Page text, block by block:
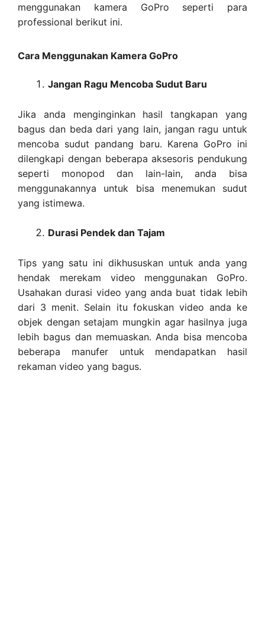
menggunakan kamera GoPro seperti para
professional berikut ini.
Cara Menggunakan Kamera GoPro
Jangan Ragu Mencoba Sudut Baru
Jika anda menginginkan hasil tangkapan yang
bagus dan beda dari yang lain, jangan ragu untuk
mencoba sudut pandang baru. Karena GoPro ini
dilengkapi dengan beberapa aksesoris pendukung
seperti monopod dan lain-lain, anda bisa
menggunakannya untuk bisa menemukan sudut
yang istimewa.
Durasi Pendek dan Tajam
Tips yang satu ini dikhususkan untuk anda yang
hendak merekam video menggunakan GoPro.
Usahakan durasi video yang anda buat tidak lebih
dari 3 menit. Selain itu fokuskan video anda ke
objek dengan setajam mungkin agar hasilnya juga
lebih bagus dan memuaskan. Anda bisa mencoba
beberapa manufer untuk mendapatkan hasil
rekaman video yang bagus.